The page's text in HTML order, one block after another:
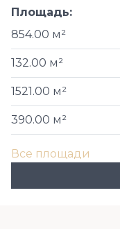
Площадь:
854.00 м²
132.00 м²
1521.00 м²
390.00 м²
Все площади